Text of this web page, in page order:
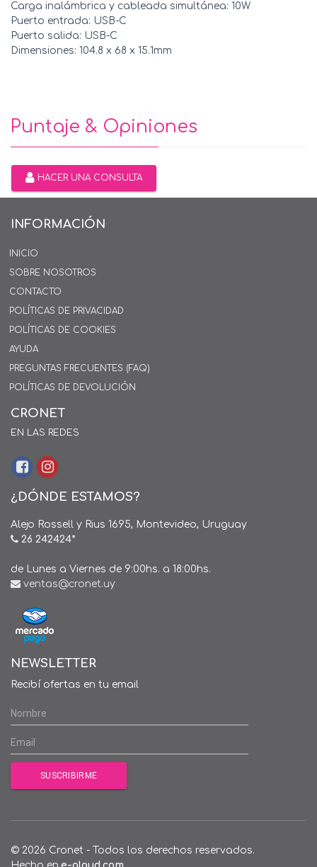
Carga inalámbrica y cableada simultánea: 10W
Puerto entrada: USB-C
Puerto salida: USB-C
Dimensiones: 104.8 x 68 x 15.1mm
Puntaje & Opiniones
HACER UNA CONSULTA
INFORMACIÓN
INICIO
SOBRE NOSOTROS
CONTACTO
POLÍTICAS DE PRIVACIDAD
POLÍTICAS DE COOKIES
AYUDA
PREGUNTAS FRECUENTES (FAQ)
POLÍTICAS DE DEVOLUCIÓN
CRONET
EN LAS REDES
¿DÓNDE ESTAMOS?
Alejo Rossell y Rius 1695, Montevideo, Uruguay
26 242424*
de Lunes a Viernes de 9:00hs. a 18:00hs.
ventas@cronet.uy
NEWSLETTER
Recibí ofertas en tu email
© 2026 Cronet - Todos los derechos reservados.